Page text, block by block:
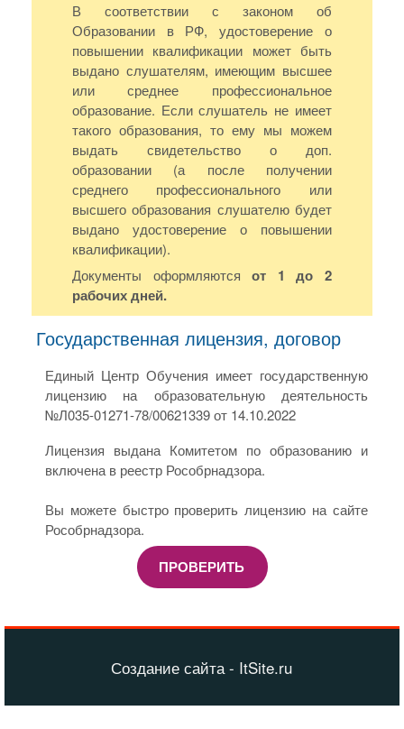
В соответствии с законом об
Образовании в РФ, удостоверение о
повышении квалификации может быть
выдано слушателям, имеющим высшее
или среднее профессиональное
образование. Если слушатель не имеет
такого образования, то ему мы можем
выдать свидетельство о доп.
образовании (а после получении
среднего профессионального или
высшего образования слушателю будет
выдано удостоверение о повышении
квалификации).
Документы оформляютсяот 1 до 2
рабочих дней.
Государственная лицензия, договор
Единый Центр Обучения имеет государственную
лицензию на образовательную деятельность
№Л035-01271-78/00621339 от 14.10.2022
Лицензия выдана Комитетом по образованию и
включена в реестр Рособрнадзора.
Вы можете быстро проверить лицензию на сайте
Рособрнадзора.
ПРОВЕРИТЬ
Создание сайта - ItSite.ru